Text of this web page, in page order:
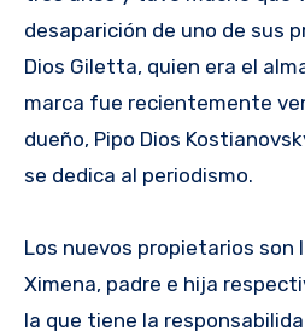
desaparición de uno de sus
Dios Giletta, quien era el
marca fue recientemente
dueño, Pipo Dios
se dedica al periodismo.
Los nuevos propietarios son
Ximena, padre e hija
la que tiene la